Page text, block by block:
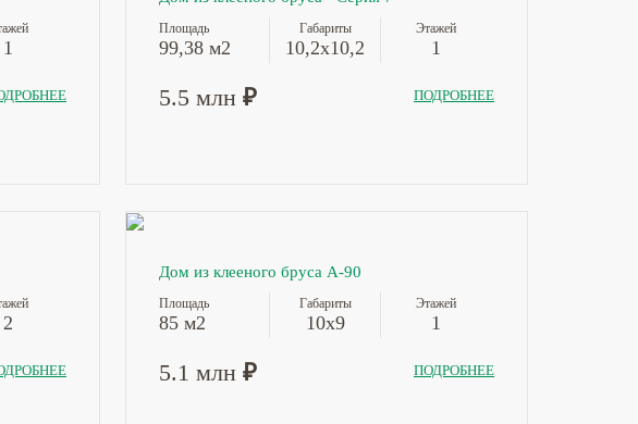
1
Площадь
99,38 м2
Габариты
10,2x10,2
Этажей
1
5.5 млн ₽ ПОДРОБНЕЕ
2
Дом из клееного бруса А-90
Площадь
85 м2
Габариты
10х9
Этажей
1
5.1 млн ₽ ПОДРОБНЕЕ